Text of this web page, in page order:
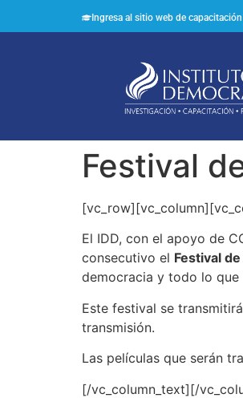
Ingresa al sitio web de
Festival
El IDD, con el apoyo de
consecutivo el Festival de
democracia y todo lo que
Este festival se
transmisión.
Las películas que serán
[/vc_column_text][/